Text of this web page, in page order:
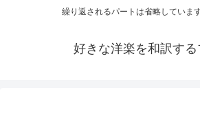
繰り返されるパートは省略していま
好きな洋楽を和訳す